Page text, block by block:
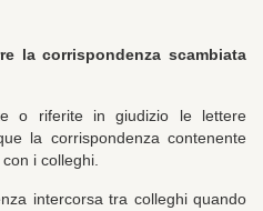
la corrispondenza scambiata
o riferite in giudizio le lettere
la corrispondenza contenente
i colleghi.
intercorsa tra colleghi quando